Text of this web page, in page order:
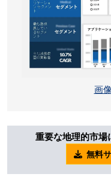
画
重要な地理的市場
無料